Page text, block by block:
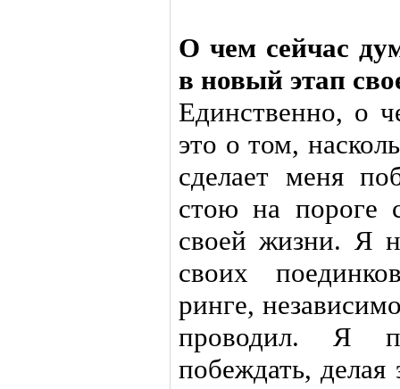
О чем сейчас
в новый этап
Единственно, о
это о том,
сделает меня
стою на пороге
своей жизни. Я
своих
ринге,
проводил. Я
побеждать, делая